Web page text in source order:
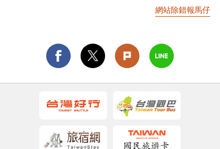
網站除錯報馬仔